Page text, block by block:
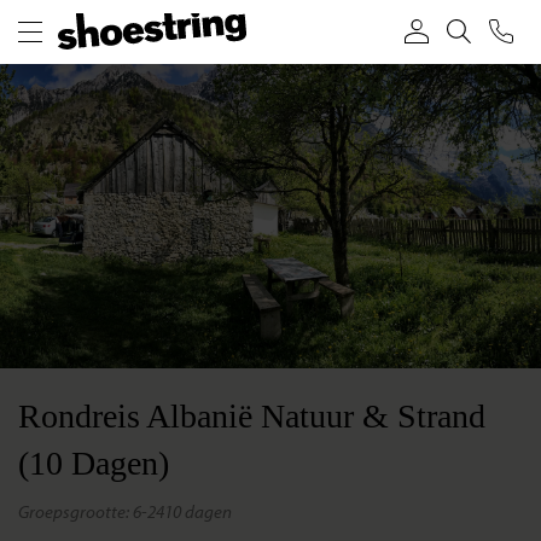
Rondreis Albanië Natuur & Strand
(10 Dagen)
groepsgrootte: 6-24 10 dagen